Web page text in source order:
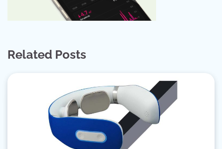
Related Posts